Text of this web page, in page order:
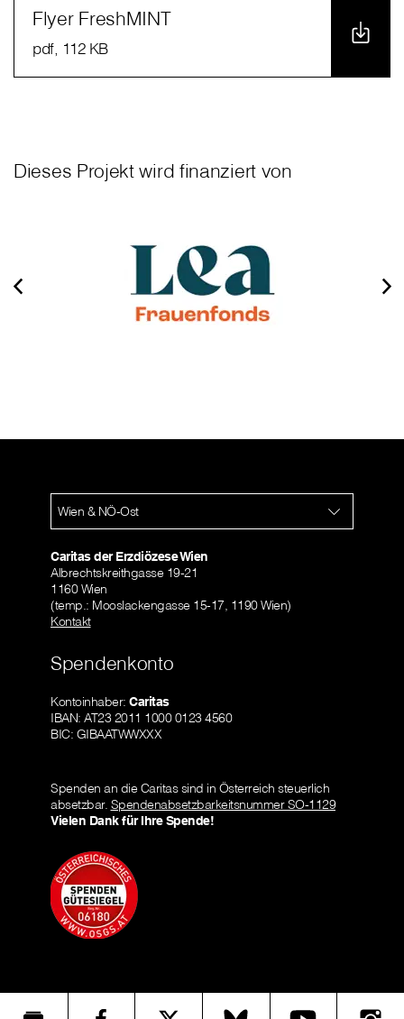
Flyer FreshMINT
pdf, 112 KB
Dieses Projekt wird finanziert von
Wien & NÖ-Ost
Caritas der Erzdiözese Wien
Albrechtskreithgasse 19-21
1160 Wien
(temp.: Mooslackengasse 15-17, 1190 Wien)
Kontakt
Spendenkonto
Kontoinhaber: Caritas
IBAN: AT23 2011 1000 0123 4560
BIC: GIBAATWWXXX
Spenden an die Caritas sind in Österreich steuerlich
absetzbar. Spendenabsetzbarkeitsnummer SO-1129
Vielen Dank für Ihre Spende!